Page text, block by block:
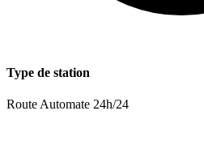
Type de station
Route Automate 24h/24